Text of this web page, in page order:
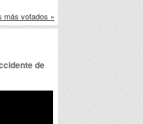
más votados »
de